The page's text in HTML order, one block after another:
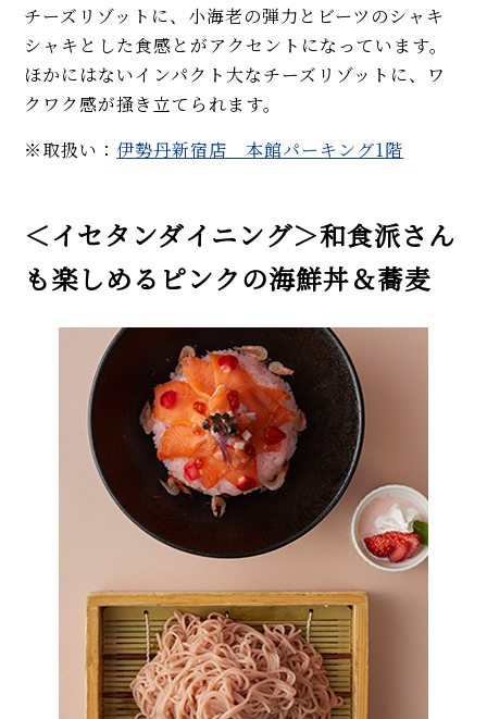
チーズリゾットに、小海老の弾力とビーツのシャキ
シャキとした食感とがアクセントになっています。
ほかにはないインパクト大なチーズリゾットに、ワ
クワク感が掻き立てられます。
※取扱い： 伊勢丹新宿店 本館パーキング1階
＜イセタンダイニング＞和食派さん
も楽しめるピンクの海鮮丼＆蕎麦